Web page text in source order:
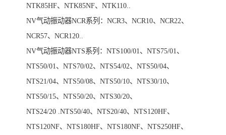
NTK85HF、NTK85NF、NTK110..
NV气动振动器NCR系列：NCR3、NCR10、NCR22、
NCR57、NCR120..
NV气动振动器NTS系列：NTS100/01、NTS75/01、
NTS50/01、NTS70/02、NTS54/02、NTS50/04、
NTS21/04、NTS50/08、NTS50/10、NTS30/10、
NTS50/15、NTS50/20、NTS30/20、
NTS24/20 .NTS50/40、NTS20/40、NTS120HF、
NTS120NF、NTS180HF、NTS180NF、NTS250HF、